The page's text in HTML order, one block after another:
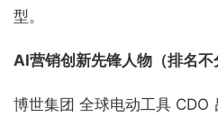
型。
AI营销创新先锋人物（排名不
博世集团 全球电动工具 CDO